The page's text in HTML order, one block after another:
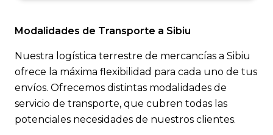
Modalidades de Transporte a Sibiu
Nuestra logística terrestre de mercancías a Sibiu
ofrece la máxima flexibilidad para cada uno de tus
envíos. Ofrecemos distintas modalidades de
servicio de transporte, que cubren todas las
potenciales necesidades de nuestros clientes.